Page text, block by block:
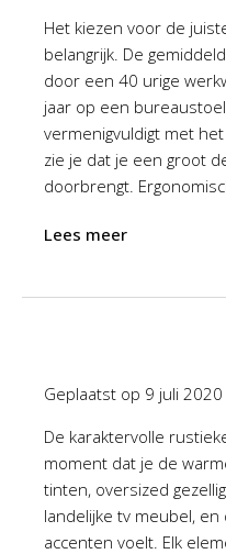
Het kiezen voor de
belangrijk. De
door een 40 urige
jaar op een
vermenigvuldigt met
zie je dat je een groot
doorbrengt.
Lees meer
Geplaatst op 9 juli 2020
De karaktervolle
moment dat je de
tinten, oversized
landelijke tv meubel,
accenten voelt. Elk